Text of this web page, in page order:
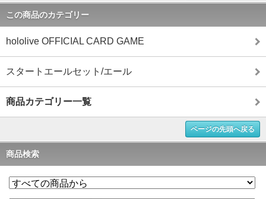
この商品のカテゴリー
hololive OFFICIAL CARD GAME
スタートエールセット/エール
商品カテゴリー一覧
ページの先頭へ戻る
商品検索